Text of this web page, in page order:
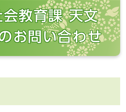
会教育課 天文
お問い合わせ